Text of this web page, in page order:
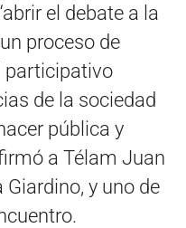
el debate a la
proceso de
participativo
de la sociedad
pública y
a Télam Juan
y uno de